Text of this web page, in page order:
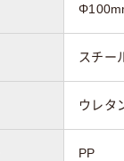
スチー
ウレタ
PP